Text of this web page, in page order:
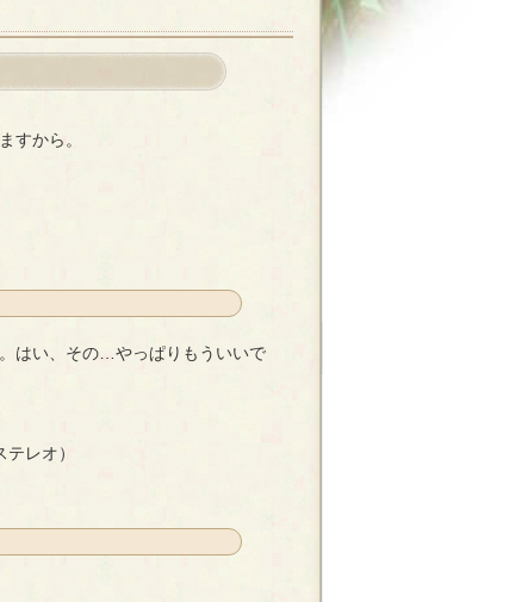
すから。
っぱりもういいです…。
はい、その…やっぱりもういいで
レオ）